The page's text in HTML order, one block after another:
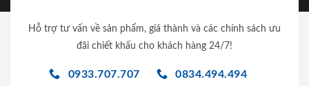
Hỗ trợ tư vấn về sản phẩm, giá thành và các chính sách ưu
đãi chiết khấu cho khách hàng 24/7!
0933.707.707 0834.494.494